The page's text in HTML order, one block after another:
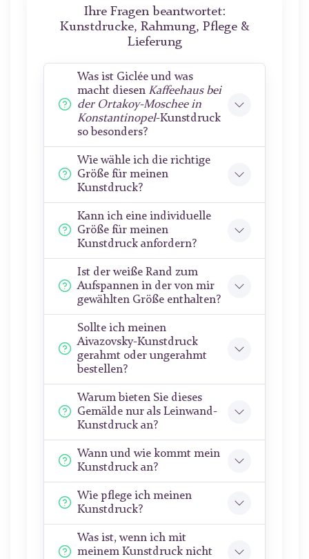
Ihre Fragen beantwortet:
Kunstdrucke, Rahmung, Pflege &
Lieferung
Was ist Giclée und was
macht diesen Kaffeehaus bei
der Ortakoy-Moschee in
Konstantinopel-Kunstdruck
so besonders?
Wie wähle ich die richtige
Größe für meinen
Kunstdruck?
Kann ich eine individuelle
Größe für meinen
Kunstdruck anfordern?
Ist der weiße Rand zum
Aufspannen in der von mir
gewählten Größe enthalten?
Sollte ich meinen
Aivazovsky-Kunstdruck
gerahmt oder ungerahmt
bestellen?
Warum bieten Sie dieses
Gemälde nur als Leinwand-
Kunstdruck an?
Wann und wie kommt mein
Kunstdruck an?
Wie pflege ich meinen
Kunstdruck?
Was ist, wenn ich mit
meinem Kunstdruck nicht